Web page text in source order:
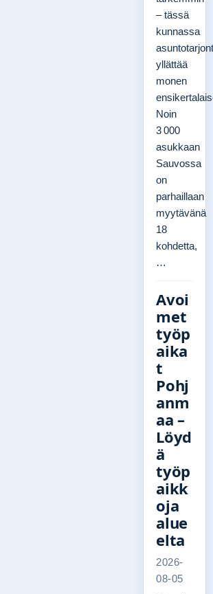
– tässä
kunnassa
yllättää
monen
Noin
3 000
asukkaan
Sauvossa
on
parhaillaan
myytävänä
18
kohdetta,
…
Avoi
met
työp
aika
t
Pohj
anm
aa –
Löyd
ä
työp
aikk
oja
alue
elta
2026-
08-05